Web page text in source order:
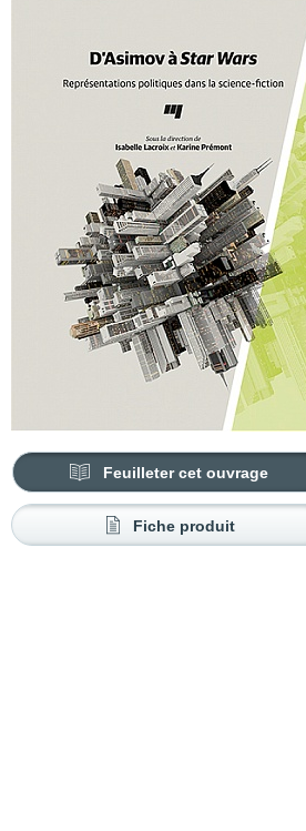
Feuilleter cet ouvrage
Fiche produit